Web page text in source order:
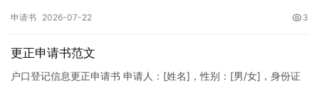
申请书 2026-07-22 3
更正申请书范文
户口登记信息更正申请书 申请人：[姓名]，性别：[男/女]，身份证